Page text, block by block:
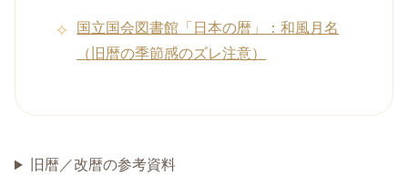
国立国会図書館「日本の暦」：和風月名
（旧暦の季節感のズレ注意）
旧暦／改暦の参考資料